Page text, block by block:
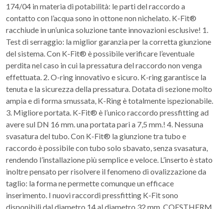
174/04 in materia di potabilità: le parti del raccordo a
contatto con l’acqua sono in ottone non nichelato. K-Fit®
racchiude in un’unica soluzione tante innovazioni esclusive! 1.
Test di serraggio: la miglior garanzia per la corretta giunzione
del sistema. Con K-Fit® è possibile verificare l’eventuale
perdita nel caso in cui la pressatura del raccordo non venga
effettuata. 2. O-ring innovativo e sicuro. K-ring garantisce la
tenuta e la sicurezza della pressatura. Dotata di sezione molto
ampia e di forma smussata, K-Ring è totalmente ispezionabile.
3. Migliore portata. K-Fit® è l’unico raccordo pressfitting ad
avere sul DN 16 mm. una portata pari a 7,5 mm.! 4. Nessuna
svasatura del tubo. Con K-Fit® la giunzione tra tubo e
raccordo è possibile con tubo solo sbavato, senza svasatura,
rendendo l’installazione più semplice e veloce. L’inserto è stato
inoltre pensato per risolvere il fenomeno di ovalizzazione da
taglio: la forma ne permette comunque un efficace
inserimento. I nuovi raccordi pressfitting K-Fit sono
disponibili dal diametro 14 al diametro 32 mm. COESTHERM